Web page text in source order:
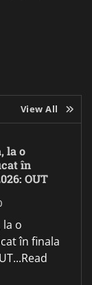
View All
la o
în
OUT
la o
în finala